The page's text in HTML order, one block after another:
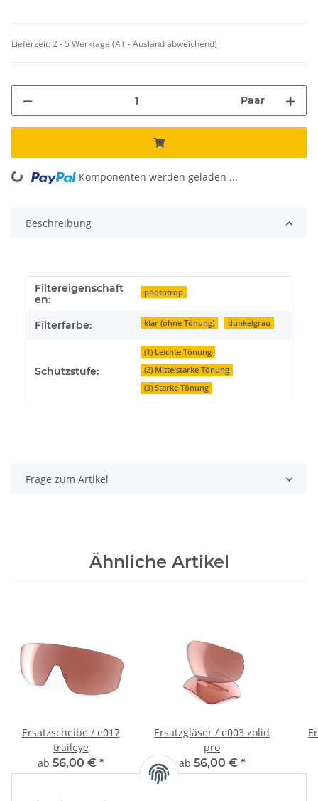
Lieferzeit:2 - 5 Werktage (AT - Ausland abweichend)
Paar
Loading... Komponenten werden geladen ...
Beschreibung
Filtereigenschaft
en:
phototrop
Filterfarbe: klar (ohne Tönung) dunkelgrau
Schutzstufe:
(1) Leichte Tönung
(2) Mittelstarke Tönung
(3) Starke Tönung
Frage zum Artikel
Ähnliche Artikel
Ersatzscheibe / e017
traileye
ab 56,00 € *
Ersatzgläser / e003 zolid
pro
ab 56,00 € *